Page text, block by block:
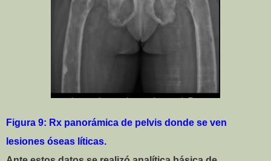
Figura 9: Rx panorámica de pelvis donde se ven
lesiones óseas líticas.